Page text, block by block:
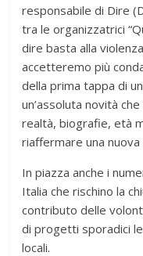
responsabile di Dire
tra le organizzatrici
dire basta alla
accetteremo più
della prima tappa di
un’assoluta novità
realtà, biografie, età
riaffermare una
In piazza anche i
Italia che rischino la
contributo delle
di progetti sporadici
locali.